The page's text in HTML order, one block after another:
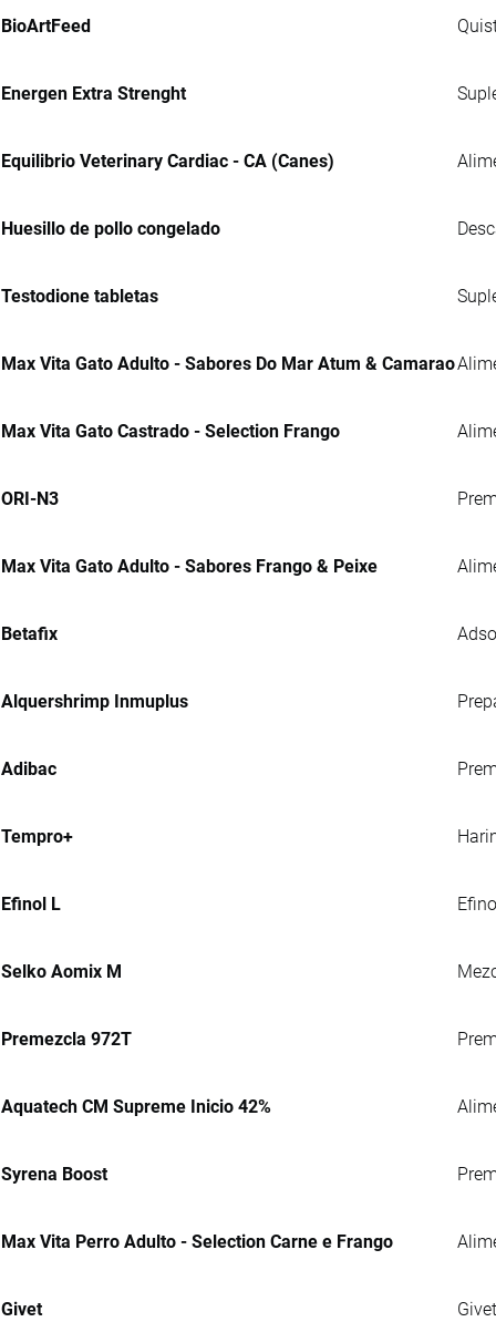
BioArtFeed
Energen Extra Strenght
Equilibrio Veterinary Cardiac - CA (Canes)
Huesillo de pollo congelado
Testodione tabletas
Max Vita Gato Adulto - Sabores Do Mar Atum & Camarao
Max Vita Gato Castrado - Selection Frango
ORI-N3
Max Vita Gato Adulto - Sabores Frango & Peixe
Betafix
Alquershrimp Inmuplus
Adibac
Tempro+
Efinol L
Selko Aomix M
Premezcla 972T
Aquatech CM Supreme Inicio 42%
Syrena Boost
Max Vita Perro Adulto - Selection Carne e Frango
Givet